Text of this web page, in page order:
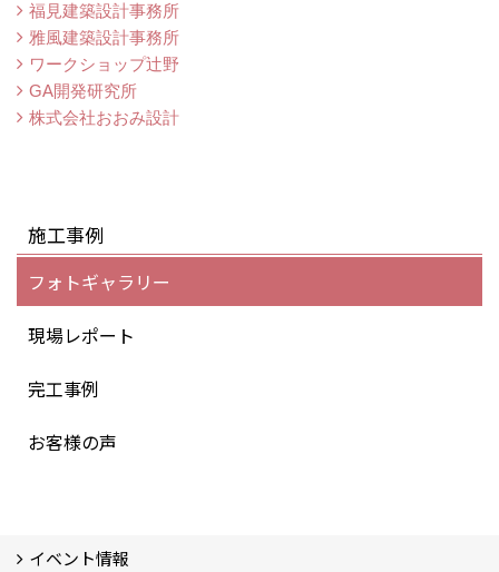
福見建築設計事務所
雅風建築設計事務所
ワークショップ辻野
GA開発研究所
株式会社おおみ設計
施工事例
フォトギャラリー
現場レポート
完工事例
お客様の声
イベント情報